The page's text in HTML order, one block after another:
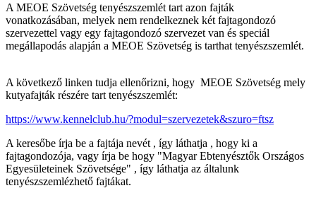
A MEOE Szövetség tenyészszemlét tart azon fajták
vonatkozásában, melyek nem rendelkeznek két fajtagondozó
szervezettel vagy egy fajtagondozó szervezet van és speciál
megállapodás alapján a MEOE Szövetség is tarthat tenyészszemlét.
A következő linken tudja ellenőrizni, hogy MEOE Szövetség mely
kutyafajták részére tart tenyészszemlét:
https://www.kennelclub.hu/?modul=szervezetek&szuro=ftsz
A keresőbe írja be a fajtája nevét , így láthatja , hogy ki a
fajtagondozója, vagy írja be hogy "Magyar Ebtenyésztők Országos
Egyesületeinek Szövetsége" , így láthatja az általunk
tenyészszemlézhető fajtákat.